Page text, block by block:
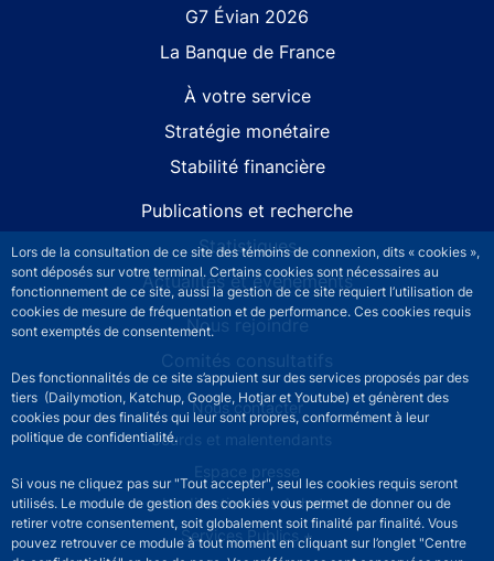
Lors de la consultation de ce site des témoins de connexion, dits « cookies »,
sont déposés sur votre terminal. Certains cookies sont nécessaires au
fonctionnement de ce site, aussi la gestion de ce site requiert l’utilisation de
cookies de mesure de fréquentation et de performance. Ces cookies requis
sont exemptés de consentement.
Des fonctionnalités de ce site s’appuient sur des services proposés par des
tiers (Dailymotion, Katchup, Google, Hotjar et Youtube) et génèrent des
cookies pour des finalités qui leur sont propres, conformément à leur
politique de confidentialité.
Si vous ne cliquez pas sur "Tout accepter", seul les cookies requis seront
utilisés. Le module de gestion des cookies vous permet de donner ou de
retirer votre consentement, soit globalement soit finalité par finalité. Vous
pouvez retrouver ce module à tout moment en cliquant sur l’onglet "Centre
G7 Évian 2026
La Banque de France
À votre service
Stratégie monétaire
Stabilité financière
Publications et recherche
Statistiques
Actualités et événements
Nous rejoindre
Comités consultatifs
Footer secondary menuNous contacter
Sourds et malentendants
Espace presse
La direction des Achats
Services Publics +